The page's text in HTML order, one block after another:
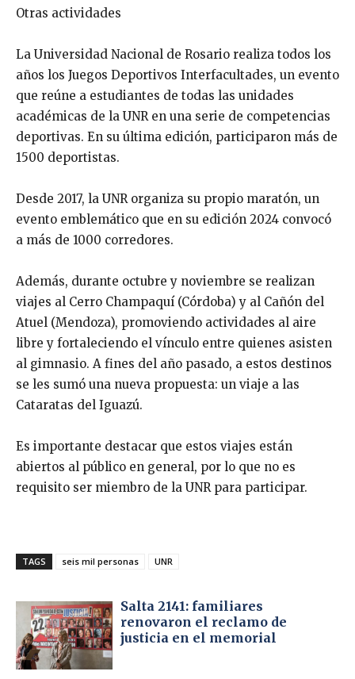
Otras actividades
La Universidad Nacional de Rosario realiza todos los
años los Juegos Deportivos Interfacultades, un evento
que reúne a estudiantes de todas las unidades
académicas de la UNR en una serie de competencias
deportivas. En su última edición, participaron más de
1500 deportistas.
Desde 2017, la UNR organiza su propio maratón, un
evento emblemático que en su edición 2024 convocó
a más de 1000 corredores.
Además, durante octubre y noviembre se realizan
viajes al Cerro Champaquí (Córdoba) y al Cañón del
Atuel (Mendoza), promoviendo actividades al aire
libre y fortaleciendo el vínculo entre quienes asisten
al gimnasio. A fines del año pasado, a estos destinos
se les sumó una nueva propuesta: un viaje a las
Cataratas del Iguazú.
Es importante destacar que estos viajes están
abiertos al público en general, por lo que no es
requisito ser miembro de la UNR para participar.
TAGS seis mil personas UNR
Salta 2141: familiares
renovaron el reclamo de
justicia en el memorial